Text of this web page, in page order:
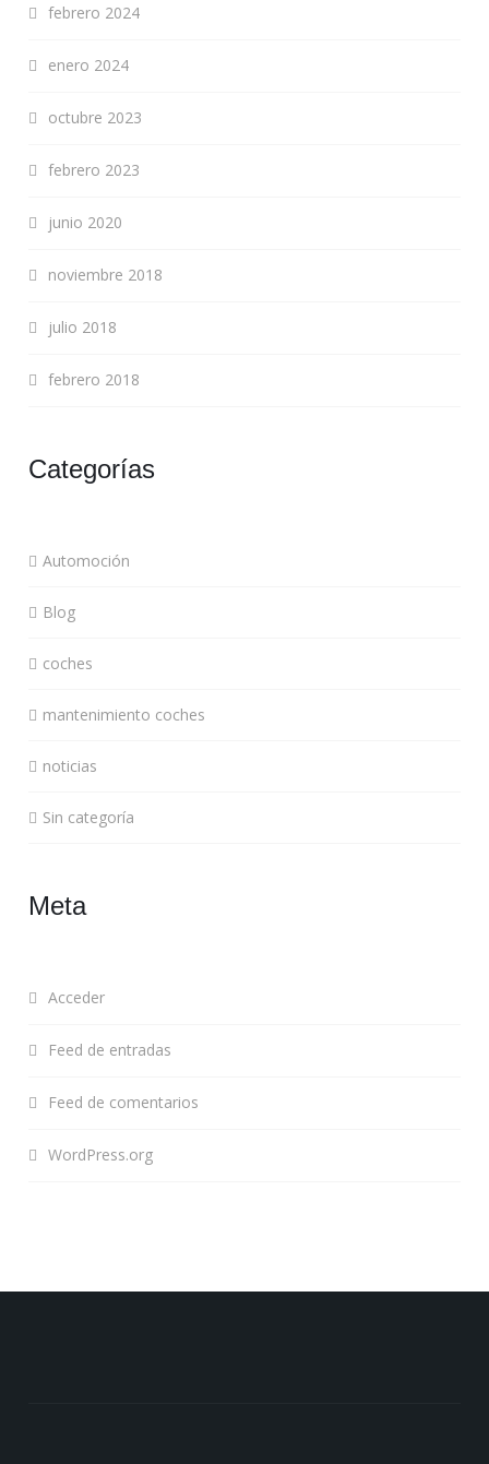
febrero 2024
enero 2024
octubre 2023
febrero 2023
junio 2020
noviembre 2018
julio 2018
febrero 2018
Categorías
Automoción
Blog
coches
mantenimiento coches
noticias
Sin categoría
Meta
Acceder
Feed de entradas
Feed de comentarios
WordPress.org